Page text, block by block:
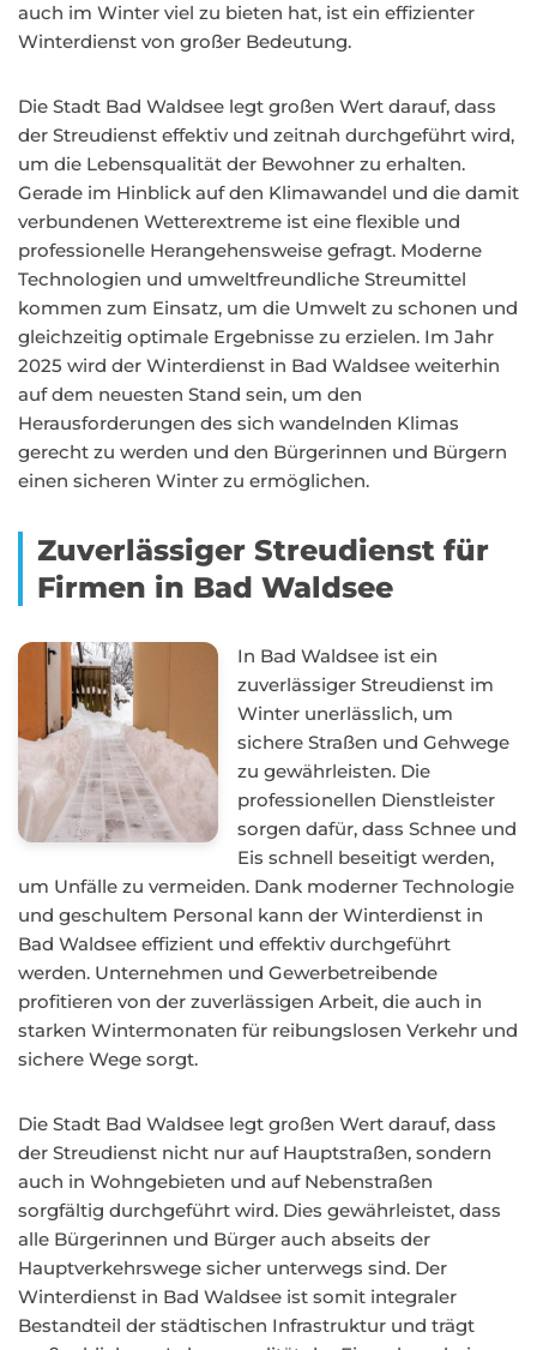
auch im Winter viel zu bieten hat, ist ein effizienter
Winterdienst von großer Bedeutung.
Die Stadt Bad Waldsee legt großen Wert darauf, dass
der Streudienst effektiv und zeitnah durchgeführt wird,
um die Lebensqualität der Bewohner zu erhalten.
Gerade im Hinblick auf den Klimawandel und die damit
verbundenen Wetterextreme ist eine flexible und
professionelle Herangehensweise gefragt. Moderne
Technologien und umweltfreundliche Streumittel
kommen zum Einsatz, um die Umwelt zu schonen und
gleichzeitig optimale Ergebnisse zu erzielen. Im Jahr
2025 wird der Winterdienst in Bad Waldsee weiterhin
auf dem neuesten Stand sein, um den
Herausforderungen des sich wandelnden Klimas
gerecht zu werden und den Bürgerinnen und Bürgern
einen sicheren Winter zu ermöglichen.
Zuverlässiger Streudienst für
Firmen in Bad Waldsee
In Bad Waldsee ist ein
zuverlässiger Streudienst im
Winter unerlässlich, um
sichere Straßen und Gehwege
zu gewährleisten. Die
professionellen Dienstleister
sorgen dafür, dass Schnee und
Eis schnell beseitigt werden,
um Unfälle zu vermeiden. Dank moderner Technologie
und geschultem Personal kann der Winterdienst in
Bad Waldsee effizient und effektiv durchgeführt
werden. Unternehmen und Gewerbetreibende
profitieren von der zuverlässigen Arbeit, die auch in
starken Wintermonaten für reibungslosen Verkehr und
sichere Wege sorgt.
Die Stadt Bad Waldsee legt großen Wert darauf, dass
der Streudienst nicht nur auf Hauptstraßen, sondern
auch in Wohngebieten und auf Nebenstraßen
sorgfältig durchgeführt wird. Dies gewährleistet, dass
alle Bürgerinnen und Bürger auch abseits der
Hauptverkehrswege sicher unterwegs sind. Der
Winterdienst in Bad Waldsee ist somit integraler
Bestandteil der städtischen Infrastruktur und trägt